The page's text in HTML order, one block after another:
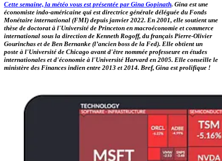
Cette semaine, la météo vous est présentée par Gina Gopinath. Gina est une
économiste indo-américaine qui est directrice générale déléguée du Fonds
Monétaire international (FMI) depuis janvier 2022. En 2001, elle soutient une
thèse de doctorat à l'Université de Princeton en macroéconomie et commerce
international sous la direction de Kenneth Rogoff, du français Pierre-Olivier
Gourinchas et de Ben Bernanke (l’ancien boss de la Fed). Elle obtient un
poste à l'Université de Chicago avant d'être nommée professeure en études
internationales et d'économie à l'Université Harvard en 2005. Elle conseille le
ministère des Finances indien entre 2013 et 2014. Bref, Gina est prolifique !